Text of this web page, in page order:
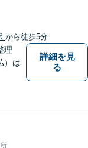
初
から徒歩5分
理
）は
詳細を見
る